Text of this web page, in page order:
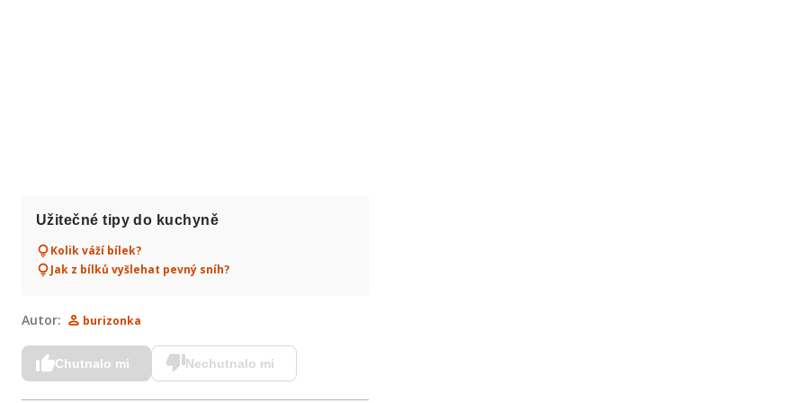
Užitečné tipy do kuchyně
Kolik váží bílek?
Jak z bílků vyšlehat pevný sníh?
Autor: burizonka
Chutnalo mi Nechutnalo mi